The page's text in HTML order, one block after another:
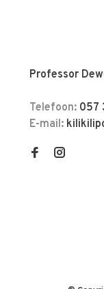
Professor
Telefoon: 057
E-mail: